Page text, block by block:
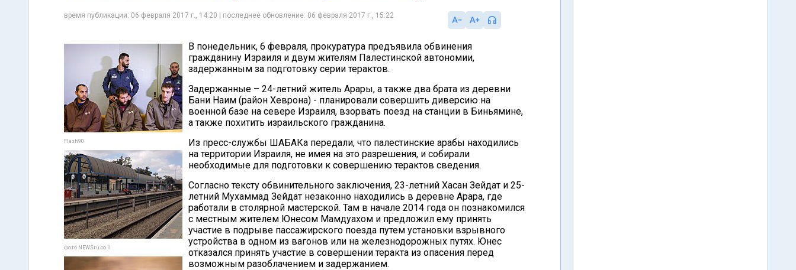
время публикации: 06 февраля 2017 г., 14:20 | последнее обновление: 06 февраля 2017 г., 15:22
Flash90
Фото NEWSru.co.il
В понедельник, 6 февраля, прокуратура предъявила обвинения
гражданину Израиля и двум жителям Палестинской автономии,
задержанным за подготовку серии терактов.
Задержанные – 24-летний житель Арары, а также два брата из деревни
Бани Наим (район Хеврона) - планировали совершить диверсию на
военной базе на севере Израиля, взорвать поезд на станции в Биньямине,
а также похитить израильского гражданина.
Из пресс-службы ШАБАКа передали, что палестинские арабы находились
на территории Израиля, не имея на это разрешения, и собирали
необходимые для подготовки к совершению терактов сведения.
Согласно тексту обвинительного заключения, 23-летний Хасан Зейдат и 25-
летний Мухаммад Зейдат незаконно находились в деревне Арара, где
работали в столярной мастерской. Там в начале 2014 года он познакомился
с местным жителем Юнесом Мамдуахом и предложил ему принять
участие в подрыве пассажирского поезда путем установки взрывного
устройства в одном из вагонов или на железнодорожных путях. Юнес
отказался принять участие в совершении теракта из опасения перед
возможным разоблачением и задержанием.